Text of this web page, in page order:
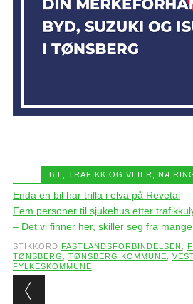
BIL, TRAFIKK OG VEIER
Enda en bil har trilla i elva på Revetal
Fem personer til sjukehus etter
– Det vi finner her, skiller seg fra
STIKKORD FASTLANDSFORBINDELSEN
TØNSBERG
TØNSBERG KOMMUNE
FYLKESKOMMUNE
Post navigation